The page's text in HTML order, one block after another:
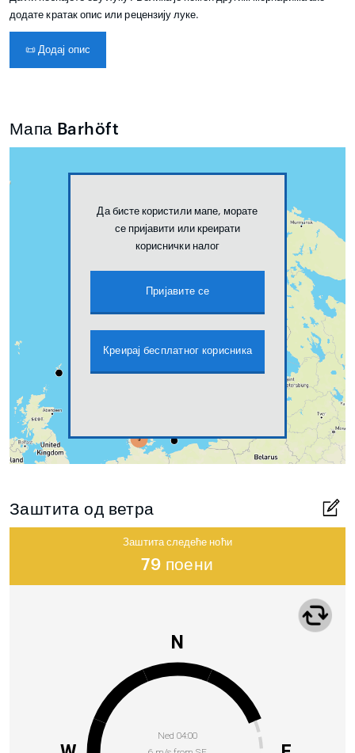
додате кратак опис или рецензију луке.
📜 Додај опис
Мапа Barhöft
Да бисте користили мапе, морате
се пријавити или креирати
кориснички налог
Пријавите се
Креирај бесплатног корисника
Заштита од ветра
Заштита следеће ноћи
79 поени
Ned 04:00
N